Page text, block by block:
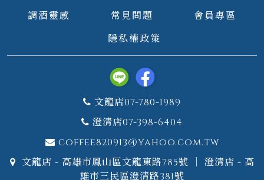
調酒靈感
常見問題
會員專區
隱私權政策
文龍店07-780-1989
澄清店07-398-6404
coffee820913@yahoo.com.tw
文龍店 - 高雄市鳳山區文龍東路785號 ｜ 澄清店 - 高
雄市三民區澄清路381號